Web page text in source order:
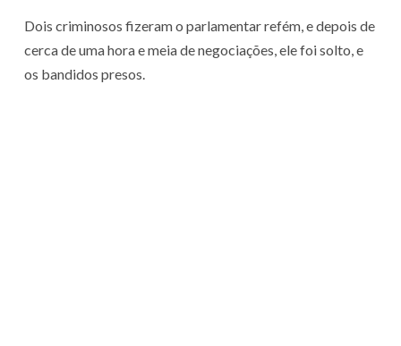
Dois criminosos fizeram o parlamentar refém, e depois de
cerca de uma hora e meia de negociações, ele foi solto, e
os bandidos presos.